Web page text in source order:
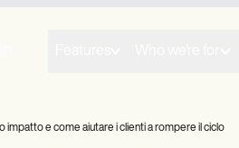
impatto e come aiutare i clienti a rompere il ciclo